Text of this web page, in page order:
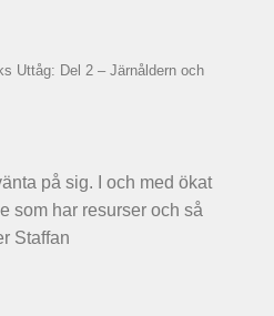
Uttåg: Del 2 – Järnåldern och
på sig. I och med ökat
som har resurser och så
Staffan